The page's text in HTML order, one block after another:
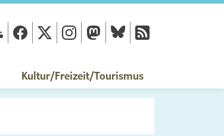
Kultur/Freizeit/Tourismus